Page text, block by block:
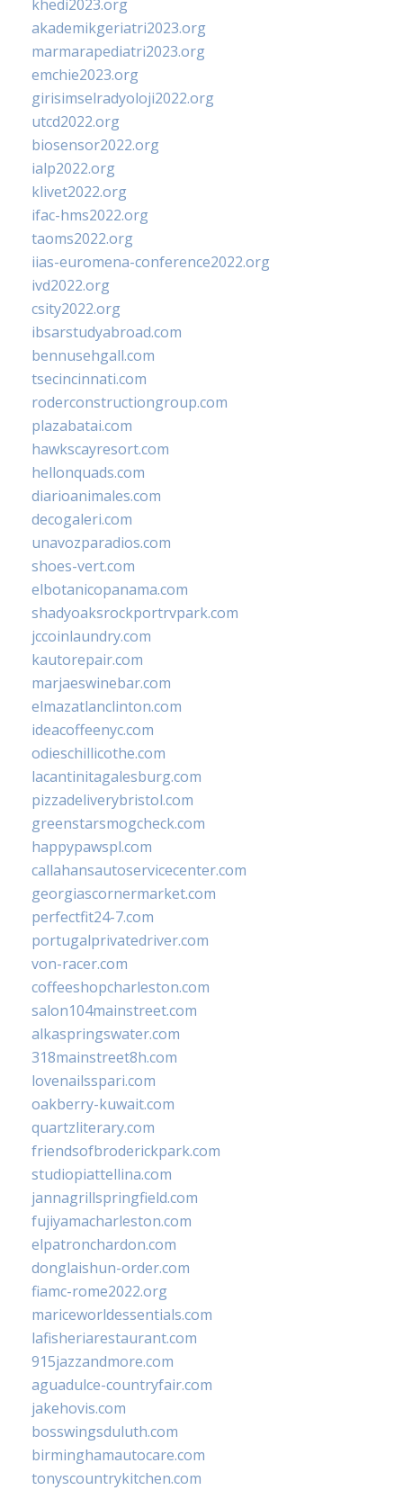
khedi2023.org
akademikgeriatri2023.org
marmarapediatri2023.org
emchie2023.org
girisimselradyoloji2022.org
utcd2022.org
biosensor2022.org
ialp2022.org
klivet2022.org
ifac-hms2022.org
taoms2022.org
iias-euromena-conference2022.org
ivd2022.org
csity2022.org
ibsarstudyabroad.com
bennusehgall.com
tsecincinnati.com
roderconstructiongroup.com
plazabatai.com
hawkscayresort.com
hellonquads.com
diarioanimales.com
decogaleri.com
unavozparadios.com
shoes-vert.com
elbotanicopanama.com
shadyoaksrockportrvpark.com
jccoinlaundry.com
kautorepair.com
marjaeswinebar.com
elmazatlanclinton.com
ideacoffeenyc.com
odieschillicothe.com
lacantinitagalesburg.com
pizzadeliverybristol.com
greenstarsmogcheck.com
happypawspl.com
callahansautoservicecenter.com
georgiascornermarket.com
perfectfit24-7.com
portugalprivatedriver.com
von-racer.com
coffeeshopcharleston.com
salon104mainstreet.com
alkaspringswater.com
318mainstreet8h.com
lovenailsspari.com
oakberry-kuwait.com
quartzliterary.com
friendsofbroderickpark.com
studiopiattellina.com
jannagrillspringfield.com
fujiyamacharleston.com
elpatronchardon.com
donglaishun-order.com
fiamc-rome2022.org
mariceworldessentials.com
lafisheriarestaurant.com
915jazzandmore.com
aguadulce-countryfair.com
jakehovis.com
bosswingsduluth.com
birminghamautocare.com
tonyscountrykitchen.com